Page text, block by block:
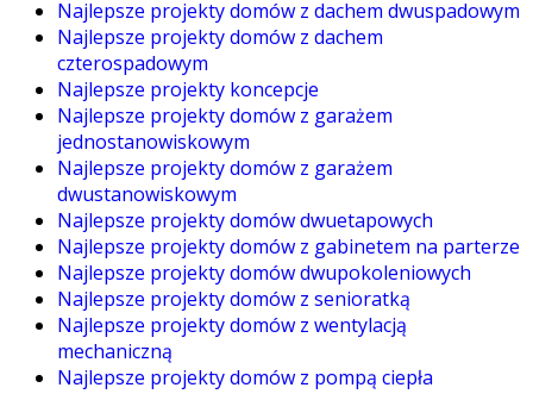
Najlepsze projekty domów z dachem dwuspadowym
Najlepsze projekty domów z dachem
czterospadowym
Najlepsze projekty koncepcje
Najlepsze projekty domów z garażem
jednostanowiskowym
Najlepsze projekty domów z garażem
dwustanowiskowym
Najlepsze projekty domów dwuetapowych
Najlepsze projekty domów z gabinetem na parterze
Najlepsze projekty domów dwupokoleniowych
Najlepsze projekty domów z senioratką
Najlepsze projekty domów z wentylacją
mechaniczną
Najlepsze projekty domów z pompą ciepła